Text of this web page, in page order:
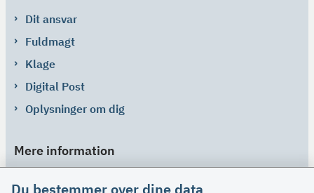
Dit ansvar
Fuldmagt
Klage
Digital Post
Oplysninger om dig
Mere information
Du bestemmer over dine data